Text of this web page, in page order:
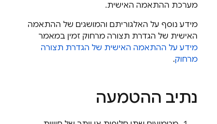
מערכת ההתאמה האישית.
מידע נוסף על האלגוריתם והמושגים של ההתאמה
האישית של הגדרת תצורה מרחוק זמין במאמר
מידע על ההתאמה האישית של הגדרת תצורה
מרחוק.
נתיב ההטמעה